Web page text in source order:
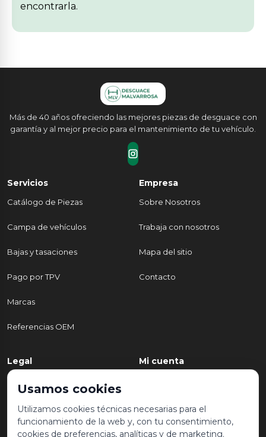
encontrarla.
Más de 40 años ofreciendo las mejores piezas de desguace con
garantía y al mejor precio para el mantenimiento de tu vehículo.
Servicios
Catálogo de Piezas
Campa de vehículos
Bajas y tasaciones
Pago por TPV
Marcas
Referencias OEM
Empresa
Sobre Nosotros
Trabaja con nosotros
Mapa del sitio
Contacto
Legal
Política de Privacidad
Aviso legal y condiciones de
uso
Mi cuenta
Mis pedidos
Lista de deseos
Usamos cookies
Utilizamos cookies técnicas necesarias para el
funcionamiento de la web y, con tu consentimiento,
cookies de preferencias, analíticas y de marketing.